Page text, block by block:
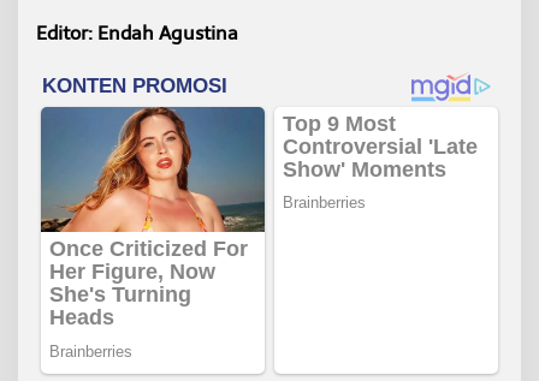
Editor: Endah Agustina